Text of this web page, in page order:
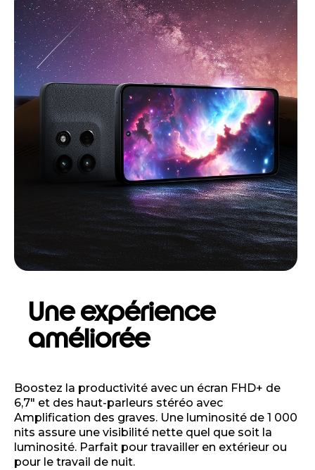
Une expérience
améliorée
Boostez la productivité avec un écran FHD+ de
6,7" et des haut-parleurs stéréo avec
Amplification des graves. Une luminosité de 1 000
nits assure une visibilité nette quel que soit la
luminosité. Parfait pour travailler en extérieur ou
pour le travail de nuit.